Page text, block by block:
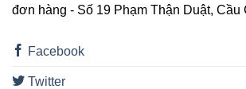
đơn hàng - Số 19 Phạm Thận Duật, Cầu
Facebook
Twitter